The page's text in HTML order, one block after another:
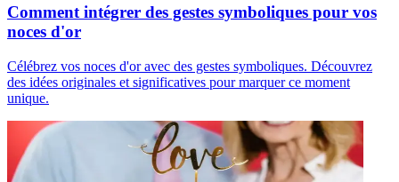
Comment intégrer des gestes symboliques pour vos
noces d'or
Célébrez vos noces d'or avec des gestes symboliques. Découvrez
des idées originales et significatives pour marquer ce moment
unique.